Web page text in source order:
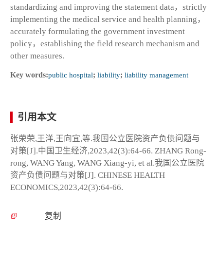
standardizing and improving the statement data，strictly
implementing the medical service and health planning，
accurately formulating the government investment
policy，establishing the field research mechanism and
other measures.
Key words:public hospital; liability; liability management
引用本文
张荣荣,王洋,王向宜,等.我国公立医院资产负债问题与
对策[J].中国卫生经济,2023,42(3):64-66. ZHANG Rong-
rong, WANG Yang, WANG Xiang-yi, et al.我国公立医院
资产负债问题与对策[J]. CHINESE HEALTH
ECONOMICS,2023,42(3):64-66.
复制